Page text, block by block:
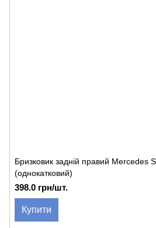
Бризковик задній правий Mercedes
(однокатковий)
398.0 грн/шт.
Купити